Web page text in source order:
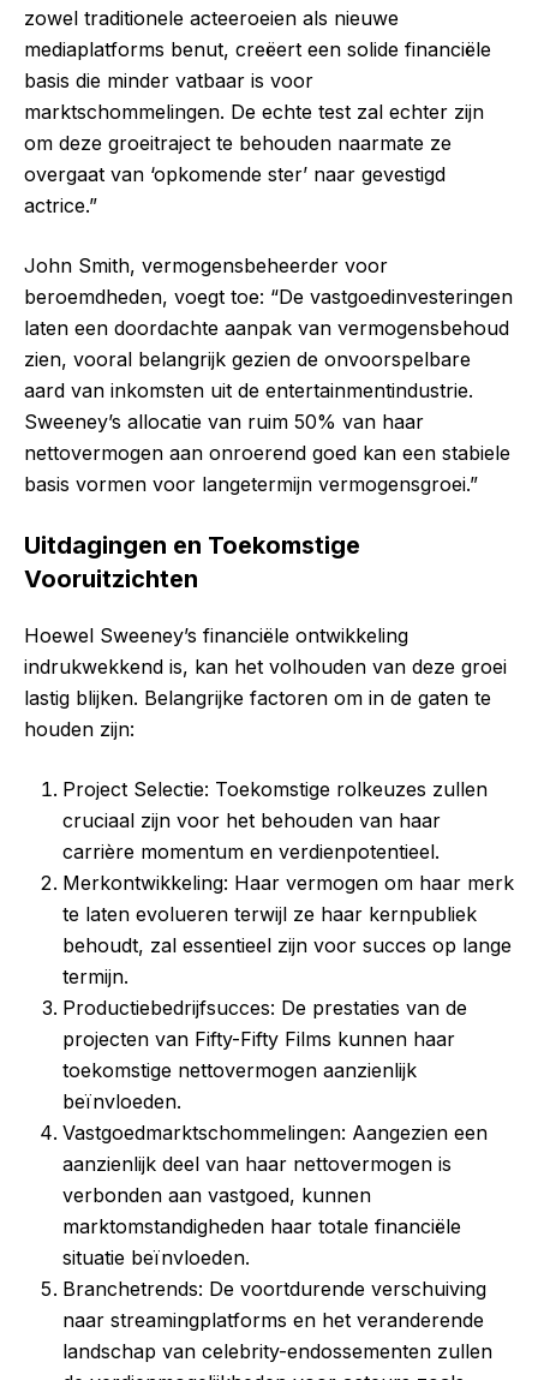
zowel traditionele acteeroeien als nieuwe
mediaplatforms benut, creëert een solide financiële
basis die minder vatbaar is voor
marktschommelingen. De echte test zal echter zijn
om deze groeitraject te behouden naarmate ze
overgaat van ‘opkomende ster’ naar gevestigd
actrice.”
John Smith, vermogensbeheerder voor
beroemdheden, voegt toe: “De vastgoedinvesteringen
laten een doordachte aanpak van vermogensbehoud
zien, vooral belangrijk gezien de onvoorspelbare
aard van inkomsten uit de entertainmentindustrie.
Sweeney’s allocatie van ruim 50% van haar
nettovermogen aan onroerend goed kan een stabiele
basis vormen voor langetermijn vermogensgroei.”
Uitdagingen en Toekomstige
Vooruitzichten
Hoewel Sweeney’s financiële ontwikkeling
indrukwekkend is, kan het volhouden van deze groei
lastig blijken. Belangrijke factoren om in de gaten te
houden zijn:
Project Selectie: Toekomstige rolkeuzes zullen
cruciaal zijn voor het behouden van haar
carrière momentum en verdienpotentieel.
Merkontwikkeling: Haar vermogen om haar merk
te laten evolueren terwijl ze haar kernpubliek
behoudt, zal essentieel zijn voor succes op lange
termijn.
Productiebedrijfsucces: De prestaties van de
projecten van Fifty-Fifty Films kunnen haar
toekomstige nettovermogen aanzienlijk
beïnvloeden.
Vastgoedmarktschommelingen: Aangezien een
aanzienlijk deel van haar nettovermogen is
verbonden aan vastgoed, kunnen
marktomstandigheden haar totale financiële
situatie beïnvloeden.
Branchetrends: De voortdurende verschuiving
naar streamingplatforms en het veranderende
landschap van celebrity-endossementen zullen